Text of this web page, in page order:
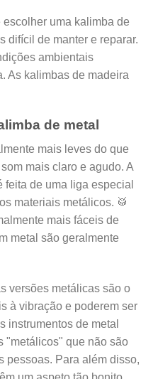
uma kalimba de
difícil de manter e reparar.
ambientais
As kalimbas de madeira
de metal
mais leves do que
mais claro e agudo. A
de uma liga especial
materiais metálicos. 🥁
mais fáceis de
metal são geralmente
versões metálicas são o
à vibração e poderem ser
instrumentos de metal
"metálicos" que não são
pessoas. Para além disso,